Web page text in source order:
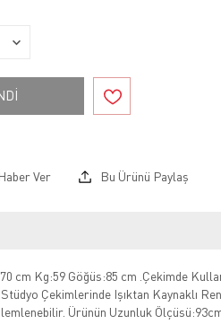
Ver Bu Ürünü Paylaş
cm Kg:59 Göğüs:85 cm .Çekimde
Çekimlerinde Işıktan Kaynaklı
Ürünün Uzunluk